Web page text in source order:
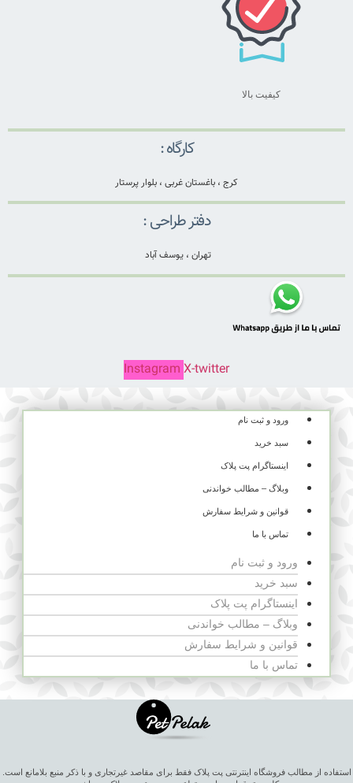
کیفیت بالا
کارگاه :
کرج ، باغستان غربی ، بلوار پرستار
دفتر طراحی :
تهران ، یوسف آباد
Instagram X-twitter
ورود و ثبت نام
سبد خرید
اینستاگرام پت پلاک
وبلاگ – مطالب خواندنی
قوانین و شرایط سفارش
تماس با ما
ورود و ثبت نام
سبد خرید
اینستاگرام پت پلاک
وبلاگ – مطالب خواندنی
قوانین و شرایط سفارش
تماس با ما
استفاده از مطالب فروشگاه اینترنتی پت پلاک فقط برای مقاصد غیرتجاری و با ذکر منبع بلامانع است.